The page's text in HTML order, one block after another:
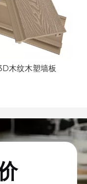
木纹木塑墙板